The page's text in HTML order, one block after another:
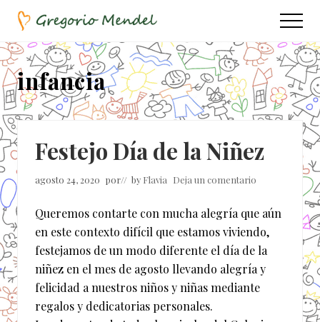
Menu
Saltar
contenido
principal
Saltar
la
barra
lateral
principal
Asociación
Civil
Menu
infancia
Festejo Día de la Niñez
agosto 24, 2020 por// by Flavia Deja un comentario
Queremos contarte con mucha alegría que aún
en este contexto difícil que estamos viviendo,
festejamos de un modo diferente el día de la
niñez en el mes de agosto llevando alegría y
felicidad a nuestros niños y niñas mediante
regalos y dedicatorias personales.